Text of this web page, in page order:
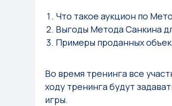
Что такое аукцион по
Выгоды Метода Санкина
Примеры проданных
Во время тренинга все
ходу тренинга будут
игры.